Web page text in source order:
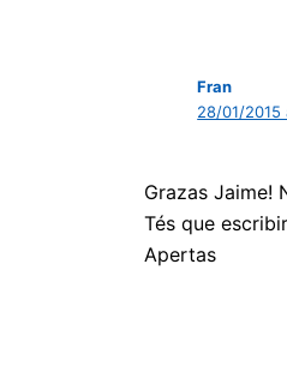
Fran
28/01/2015
Grazas Jaime!
Tés que
Apertas